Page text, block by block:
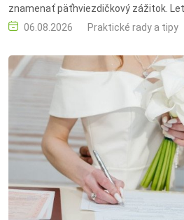
znamenať päťhviezdičkový zážitok.
vrcholí a tisíce Slovákov si ešte stále
recenzie a často aj na počet hviezd,
úroveň komfortu a služieb.
06.08.2026 Praktické rady a tipy